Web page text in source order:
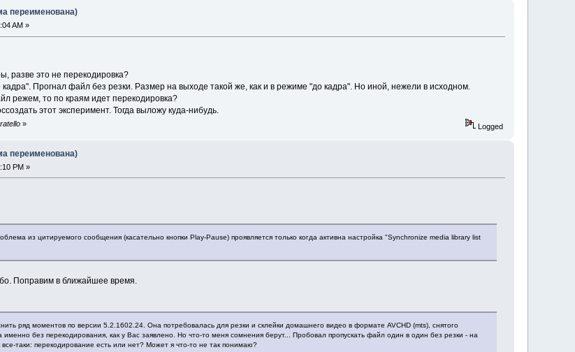
переименована)
AM »
разве это не перекодировка?
Прогнал файл без резки. Размер на выходе такой же, как и в режиме "до кадра". Но иной, нежели в исходном.
режем, то по краям идет перекодировка?
этот эксперимент. Тогда выложу куда-нибудь.
» Logged
переименована)
PM »
из цитируемого сообщения (касательно кнопки Play-Pause) проявляется только когда активна настройка "Synchronize media library list
Поправим в ближайшее время.
ряд моментов по версии 5.2.1602.24. Она потребовалась для резки и склейки домашнего видео в формате AVCHD (mts), снятого
без перекодирования, как у Вас заявлено. Но что-то меня сомнения берут... Пробовал пропускать файл один в один без резки - на
таки: перекодирование есть или нет? Может я что-то не так понимаю?